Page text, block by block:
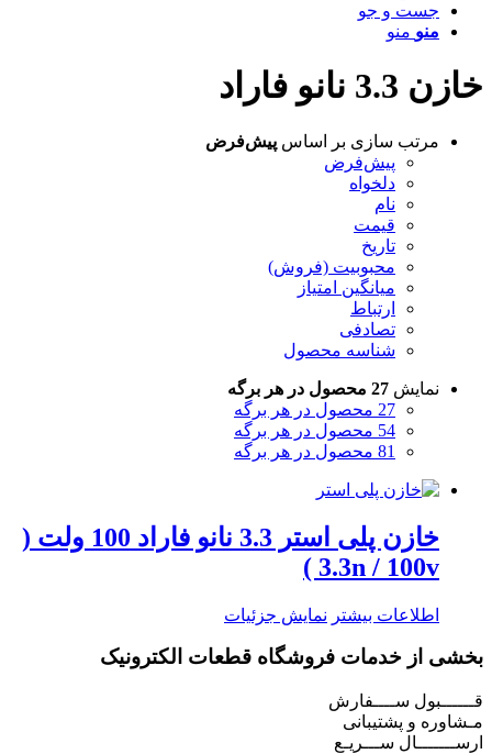
جست و جو
منو منو
خازن 3.3 نانو فاراد
مرتب سازی بر اساس پیش‌فرض
پیش‌فرض
دلخواه
نام
قیمت
تاریخ
محبوبیت (فروش)
میانگین امتیاز
ارتباط
تصادفی
شناسه محصول
نمایش 27 محصول در هر برگه
27 محصول در هر برگه
54 محصول در هر برگه
81 محصول در هر برگه
خازن پلی استر 3.3 نانو فاراد 100 ولت (
3.3n / 100v )
اطلاعات بیشتر نمایش جزئیات
بخشی از خدمات فروشگاه قطعات الکترونیک
قــــــبول ســــفارش
مـشاوره و پشتیبانی
ارســـــــال ســـریـع